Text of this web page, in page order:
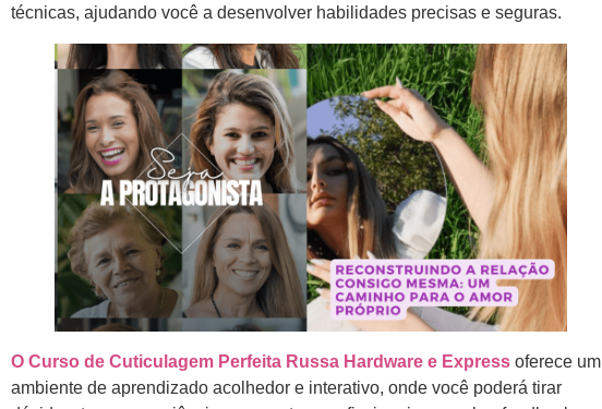
técnicas, ajudando você a desenvolver habilidades precisas e seguras.
O Curso de Cuticulagem Perfeita Russa Hardware e Express oferece um
ambiente de aprendizado acolhedor e interativo, onde você poderá tirar